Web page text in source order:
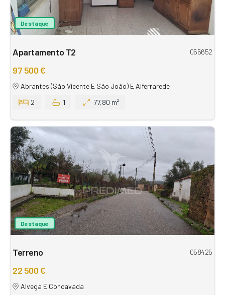
Destaque
Apartamento T2 055652
97 500 €
Abrantes (São Vicente E São João) E Alferrarede
2
1 77,80 m²
Destaque
Terreno 058425
22 500 €
Alvega E Concavada